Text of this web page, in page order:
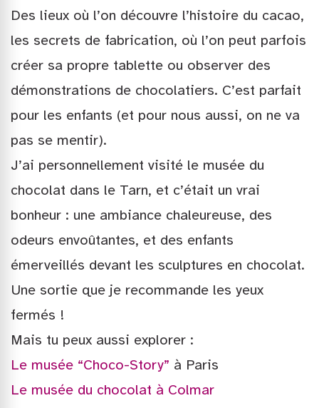
Des lieux où l’on découvre l’histoire du cacao,
les secrets de fabrication, où l’on peut parfois
créer sa propre tablette ou observer des
démonstrations de chocolatiers. C’est parfait
pour les enfants (et pour nous aussi, on ne va
pas se mentir).
J’ai personnellement visité le musée du
chocolat dans le Tarn, et c’était un vrai
bonheur : une ambiance chaleureuse, des
odeurs envoûtantes, et des enfants
émerveillés devant les sculptures en chocolat.
Une sortie que je recommande les yeux
fermés !
Mais tu peux aussi explorer :
Le musée “Choco-Story” à Paris
Le musée du chocolat à Colmar